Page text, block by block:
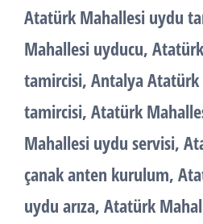
Atatürk Mahallesi uydu
Mahallesi uyducu,
tamircisi, Antalya
tamircisi, Atatürk
Mahallesi uydu servisi,
çanak anten kurulum,
uydu arıza, Atatürk